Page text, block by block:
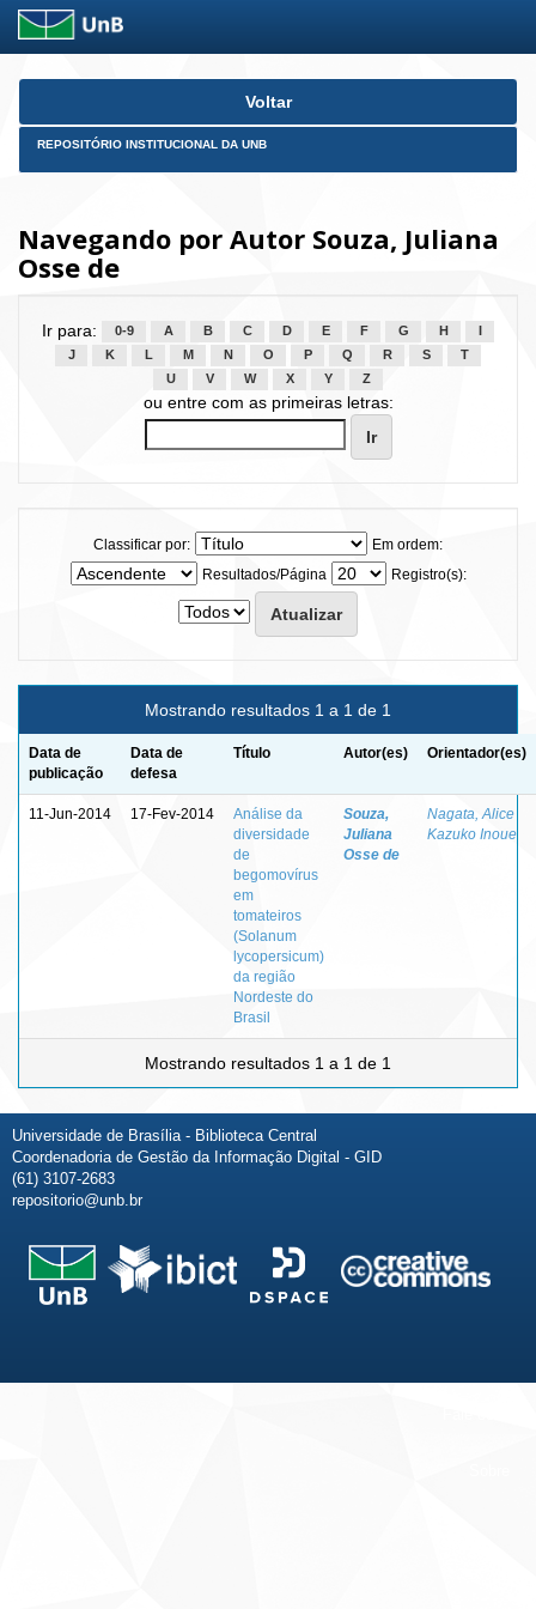
Skip
Voltar
REPOSITÓRIO INSTITUCIONAL DA UNB
Navegando por Autor Souza, Juliana
Osse de
Ir para: 0-9 A B C D E F G H
J
K L M N O P Q R S
T
U
V W X Y Z
ou entre com as primeiras letras:
Classificar por:
Em ordem:
Resultados/Página
Registro(s):
Mostrando resultados 1 a 1 de 1
Data de
publicação
Data de
defesa
Título Autor(es) Orientador(es)
11-Jun-2014 17-Fev-2014
Análise da
diversidade
de
begomovírus
em
tomateiros
(Solanum
lycopersicum)
da região
Nordeste do
Brasil
Souza,
Juliana
Osse de
Nagata, Alice
Kazuko Inoue
Mostrando resultados 1 a 1 de 1
Universidade de Brasília - Biblioteca Central
Coordenadoria de Gestão da Informação Digital - GID
(61) 3107-2683
repositorio@unb.br